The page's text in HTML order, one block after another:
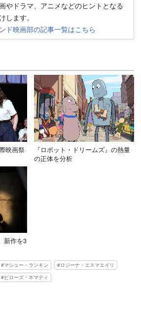
やドラマ、アニメなどのヒントとなる
します。
ド映画部の記事一覧はこちら
映画祭
『ロボット・ドリームズ』の熱量
の正体を分析
新作を3
マシュー・ランキン
ロジーナ・エスマエイリ
ピローズ・ネマティ